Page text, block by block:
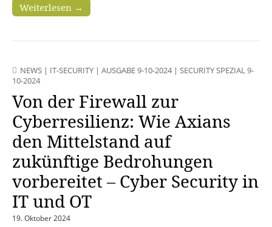
Weiterlesen →
NEWS | IT-SECURITY | AUSGABE 9-10-2024| SECURITY SPEZIAL 9-
10-2024
Von der Firewall zur
Cyberresilienz: Wie Axians
den Mittelstand auf
zukünftige Bedrohungen
vorbereitet – Cyber Security in
IT und OT
19. Oktober 2024